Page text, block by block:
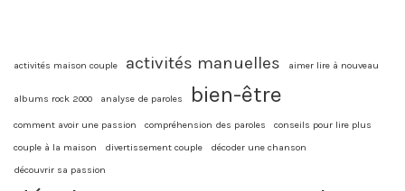
activités maison couple activités manuelles aimer lire à nouveau
albums rock 2000 analyse de paroles bien-être
comment avoir une passion compréhension des paroles
conseils pour lire plus
couple à la maison
divertissement couple
décoder une chanson
découvrir sa passion